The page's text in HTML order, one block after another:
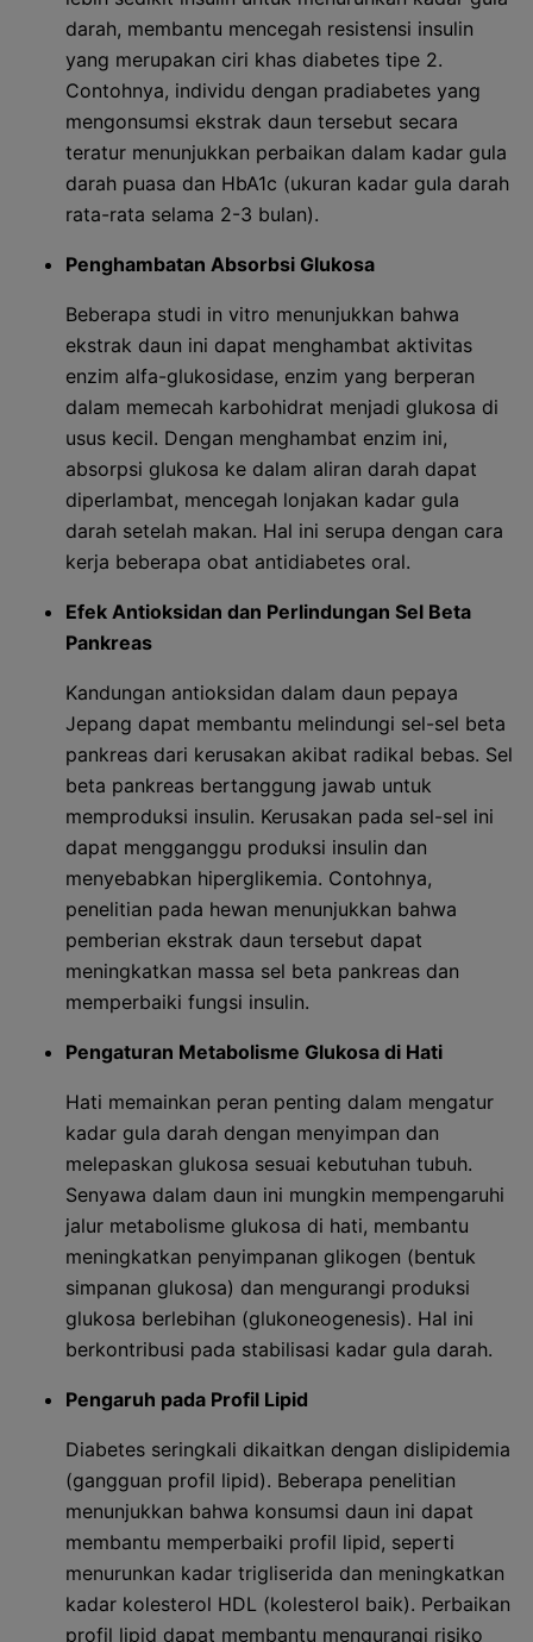
darah, membantu mencegah resistensi insulin
yang merupakan ciri khas diabetes tipe 2.
Contohnya, individu dengan pradiabetes yang
mengonsumsi ekstrak daun tersebut secara
teratur menunjukkan perbaikan dalam kadar gula
darah puasa dan HbA1c (ukuran kadar gula darah
rata-rata selama 2-3 bulan).
Penghambatan Absorbsi Glukosa
Beberapa studi in vitro menunjukkan bahwa
ekstrak daun ini dapat menghambat aktivitas
enzim alfa-glukosidase, enzim yang berperan
dalam memecah karbohidrat menjadi glukosa di
usus kecil. Dengan menghambat enzim ini,
absorpsi glukosa ke dalam aliran darah dapat
diperlambat, mencegah lonjakan kadar gula
darah setelah makan. Hal ini serupa dengan cara
kerja beberapa obat antidiabetes oral.
Efek Antioksidan dan Perlindungan Sel Beta
Pankreas
Kandungan antioksidan dalam daun pepaya
Jepang dapat membantu melindungi sel-sel beta
pankreas dari kerusakan akibat radikal bebas. Sel
beta pankreas bertanggung jawab untuk
memproduksi insulin. Kerusakan pada sel-sel ini
dapat mengganggu produksi insulin dan
menyebabkan hiperglikemia. Contohnya,
penelitian pada hewan menunjukkan bahwa
pemberian ekstrak daun tersebut dapat
meningkatkan massa sel beta pankreas dan
memperbaiki fungsi insulin.
Pengaturan Metabolisme Glukosa di Hati
Hati memainkan peran penting dalam mengatur
kadar gula darah dengan menyimpan dan
melepaskan glukosa sesuai kebutuhan tubuh.
Senyawa dalam daun ini mungkin mempengaruhi
jalur metabolisme glukosa di hati, membantu
meningkatkan penyimpanan glikogen (bentuk
simpanan glukosa) dan mengurangi produksi
glukosa berlebihan (glukoneogenesis). Hal ini
berkontribusi pada stabilisasi kadar gula darah.
Pengaruh pada Profil Lipid
Diabetes seringkali dikaitkan dengan dislipidemia
(gangguan profil lipid). Beberapa penelitian
menunjukkan bahwa konsumsi daun ini dapat
membantu memperbaiki profil lipid, seperti
menurunkan kadar trigliserida dan meningkatkan
kadar kolesterol HDL (kolesterol baik). Perbaikan
profil lipid dapat membantu mengurangi risiko